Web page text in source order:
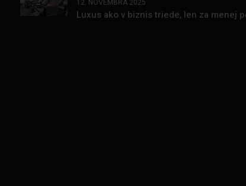
Luxus ako v biznis triede, len za menej